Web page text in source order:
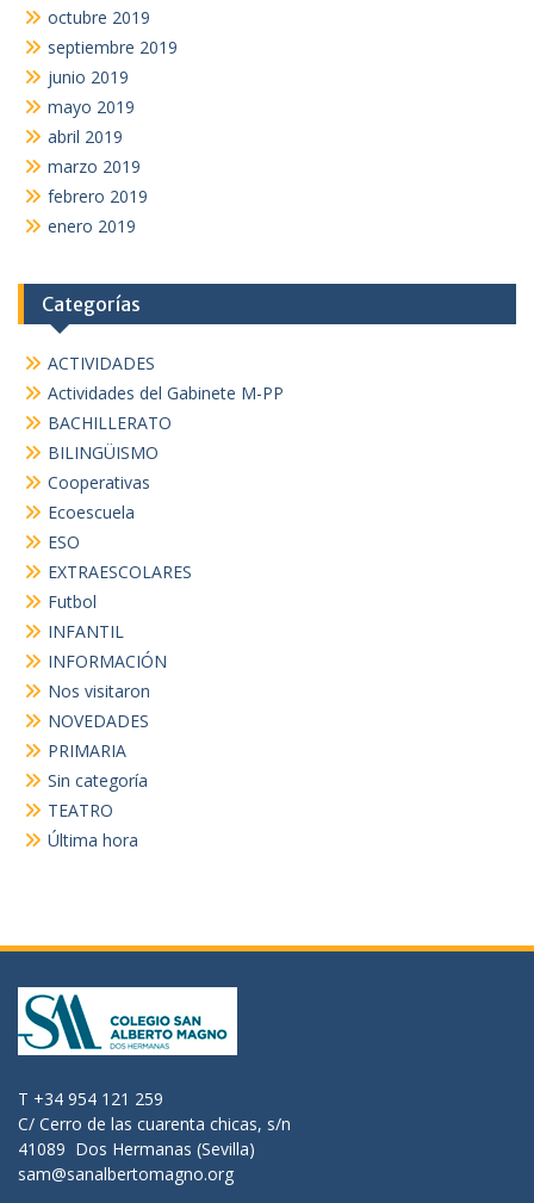
octubre 2019
septiembre 2019
junio 2019
mayo 2019
abril 2019
marzo 2019
febrero 2019
enero 2019
Categorías
ACTIVIDADES
Actividades del Gabinete M-PP
BACHILLERATO
BILINGÜISMO
Cooperativas
Ecoescuela
ESO
EXTRAESCOLARES
Futbol
INFANTIL
INFORMACIÓN
Nos visitaron
NOVEDADES
PRIMARIA
Sin categoría
TEATRO
Última hora
T +34 954 121 259
C/ Cerro de las cuarenta chicas, s/n
41089 Dos Hermanas (Sevilla)
sam@sanalbertomagno.org